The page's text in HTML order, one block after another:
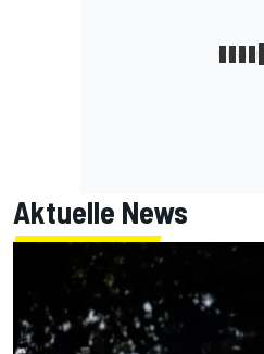
Aktuelle News